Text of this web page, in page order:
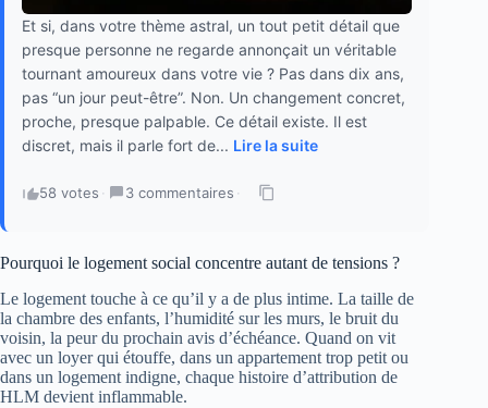
Et si, dans votre thème astral, un tout petit détail que
presque personne ne regarde annonçait un véritable
tournant amoureux dans votre vie ? Pas dans dix ans,
pas “un jour peut-être”. Non. Un changement concret,
proche, presque palpable. Ce détail existe. Il est
discret, mais il parle fort de... Lire la suite
58 votes · 3 commentaires ·
Pourquoi le logement social concentre autant de tensions ?
Le logement touche à ce qu’il y a de plus intime. La taille de
la chambre des enfants, l’humidité sur les murs, le bruit du
voisin, la peur du prochain avis d’échéance. Quand on vit
avec un loyer qui étouffe, dans un appartement trop petit ou
dans un logement indigne, chaque histoire d’attribution de
HLM devient inflammable.